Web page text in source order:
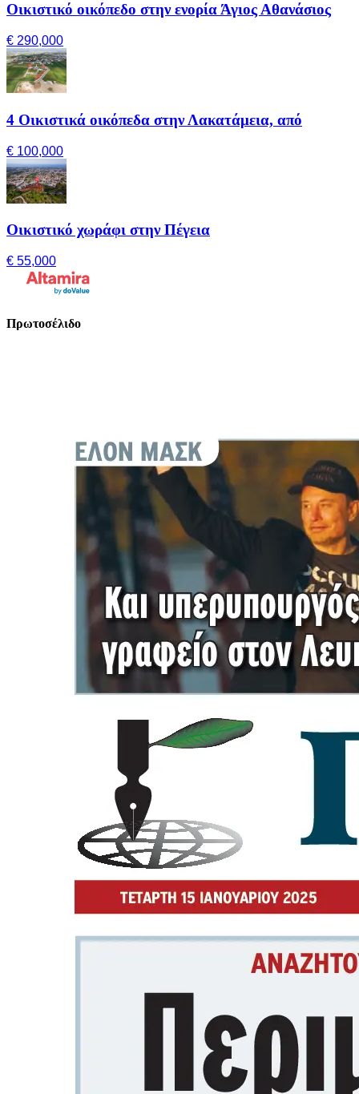
Οικιστικό οικόπεδο στην ενορία Άγιος Αθανάσιος
€ 290,000
4 Οικιστικά οικόπεδα στην Λακατάμεια, από
€ 100,000
Οικιστικό χωράφι στην Πέγεια
€ 55,000
Πρωτοσέλιδο